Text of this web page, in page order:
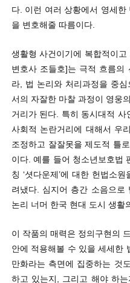
다. 이런 여러 상황에서 영세
을 변호해줄 따름이다.
생활형 사건이기에 복합적이
변호사 조들호]는 극적 흐름의
라, 법 논리와 처리과정을 중
서의 자잘한 마찰 과정이 영웅
거리가 된다. 특히 동시대적
사회적 논란거리에 대해서 우
조정하고 잘잘못을 제도적 틀
이다. 예를 들어 청소년보호법
칭 ‘셧다운제’에 대한 헌법소
려냈다. 심지어 층간 소음으로
논리 너머 한국 현대 도시 생활
이 작품의 매력은 정의구현의
안에 적용해볼 수 있을 세세한
만화라는 측면에 집중하는 것
하고 있는지, 그리고 해야 하